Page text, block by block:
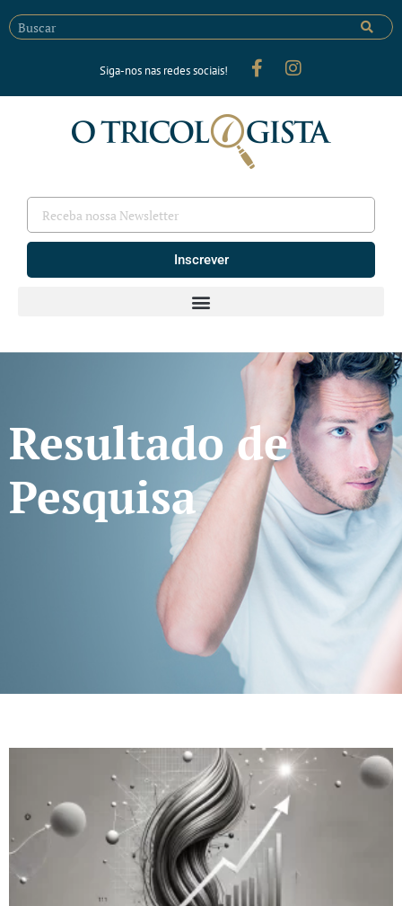
Siga-nos nas redes sociais!
Inscrever
Resultado de
Pesquisa